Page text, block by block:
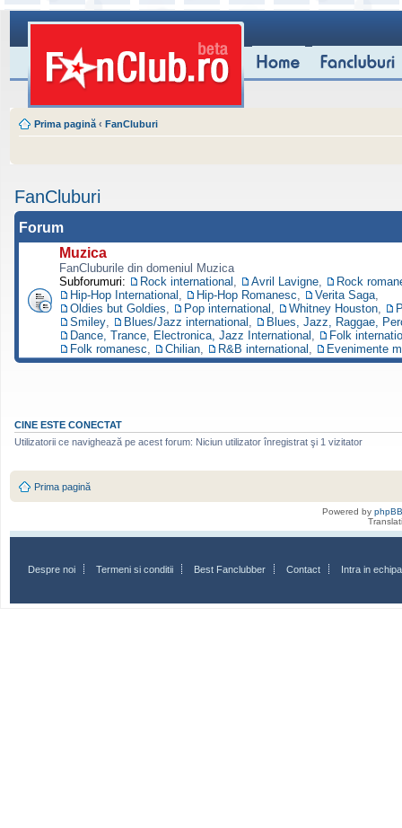
Prima pagină ‹ FanCluburi
FanCluburi
Forum
Muzica
FanCluburile din domeniul Muzica
Subforumuri:
Rock international , Avril Lavigne,
Rock
Hip-Hop International , Hip-Hop Romanesc, Verita Saga,
Oldies but Goldies, Pop international , Whitney Houston,
Smiley, Blues/Jazz international ,
Blues, Jazz, Raggae,
Dance, Trance, Electronica, Jazz International ,
Folk
Folk romanesc, Chilian, R&B international , Evenimente
CINE ESTE CONECTAT
Utilizatorii ce navighează pe acest forum: Niciun utilizator înregistrat şi 1 vizitator
Prima pagină
Powered by phpBB
Despre noi Termeni si conditii Best Fanclubber Contact Intra in